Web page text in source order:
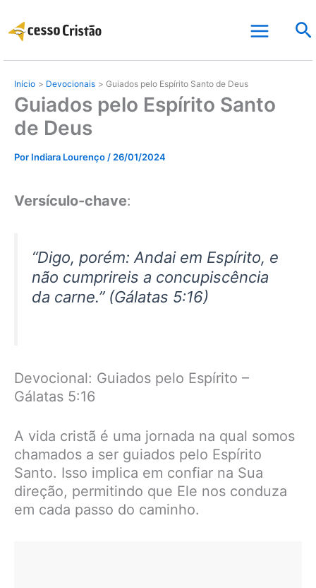
para
conteúdo
Início Devocionais Guiados pelo Espírito Santo de Deus
Guiados pelo Espírito Santo
de Deus
Por Indiara Lourenço / 26/01/2024
Versículo-chave:
“Digo, porém: Andai em Espírito, e
não cumprireis a concupiscência
da carne.” (Gálatas 5:16)
Devocional: Guiados pelo Espírito –
Gálatas 5:16
A vida cristã é uma jornada na qual somos
chamados a ser guiados pelo Espírito
Santo. Isso implica em confiar na Sua
direção, permitindo que Ele nos conduza
em cada passo do caminho.